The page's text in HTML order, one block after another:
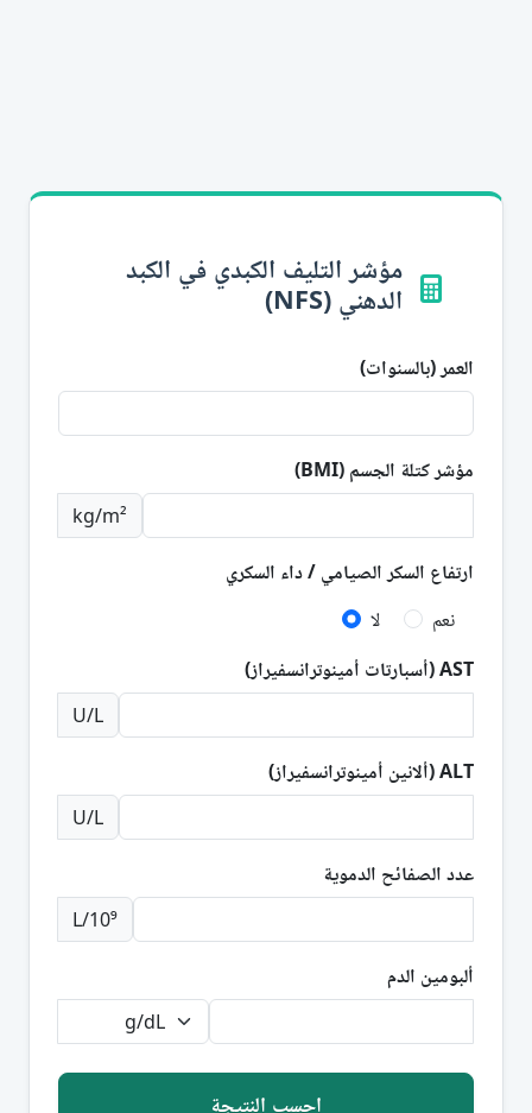
مؤشر التليف الكبدي في الكبد
الدهني (NFS)
العمر (بالسنوات)
مؤشر كتلة الجسم (BMI)
kg/m²
ارتفاع السكر الصيامي / داء السكري
نعم
لا
AST (أسبارتات أمينوترانسفيراز)
U/L
ALT (ألانين أمينوترانسفيراز)
U/L
عدد الصفائح الدموية
10⁹/L
ألبومين الدم
احسب النتيجة